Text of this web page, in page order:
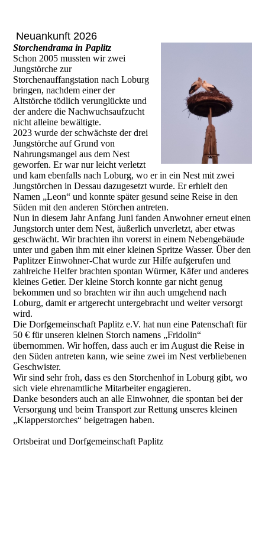
Neuankunft 2026
Storchendrama in Paplitz
Schon 2005 mussten wir zwei
Jungstörche zur
Storchenauffangstation nach Loburg
bringen, nachdem einer der
Altstörche tödlich verunglückte und
der andere die Nachwuchsaufzucht
nicht alleine bewältigte.
2023 wurde der schwächste der drei
Jungstörche auf Grund von
Nahrungsmangel aus dem Nest
geworfen. Er war nur leicht verletzt
und kam ebenfalls nach Loburg, wo er in ein Nest mit zwei
Jungstörchen in Dessau dazugesetzt wurde. Er erhielt den
Namen „Leon“ und konnte später gesund seine Reise in den
Süden mit den anderen Störchen antreten.
Nun in diesem Jahr Anfang Juni fanden Anwohner erneut einen
Jungstorch unter dem Nest, äußerlich unverletzt, aber etwas
geschwächt. Wir brachten ihn vorerst in einem Nebengebäude
unter und gaben ihm mit einer kleinen Spritze Wasser. Über den
Paplitzer Einwohner-Chat wurde zur Hilfe aufgerufen und
zahlreiche Helfer brachten spontan Würmer, Käfer und anderes
kleines Getier. Der kleine Storch konnte gar nicht genug
bekommen und so brachten wir ihn auch umgehend nach
Loburg, damit er artgerecht untergebracht und weiter versorgt
wird.
Die Dorfgemeinschaft Paplitz e.V. hat nun eine Patenschaft für
50 € für unseren kleinen Storch namens „Fridolin“
übernommen. Wir hoffen, dass auch er im August die Reise in
den Süden antreten kann, wie seine zwei im Nest verbliebenen
Geschwister.
Wir sind sehr froh, dass es den Storchenhof in Loburg gibt, wo
sich viele ehrenamtliche Mitarbeiter engagieren.
Danke besonders auch an alle Einwohner, die spontan bei der
Versorgung und beim Transport zur Rettung unseres kleinen
„Klapperstorches“ beigetragen haben.
Ortsbeirat und Dorfgemeinschaft Paplitz